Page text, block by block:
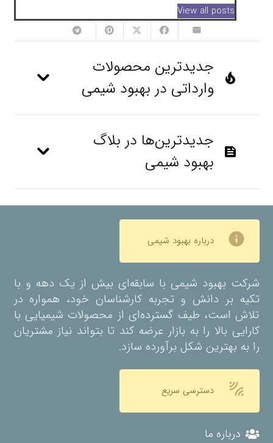
View all posts
local_fire_department
جدیدترین محصولات
وارداتی در بهبود شیمی
feed
جدیدترین‌ها در بلاگ
بهبود شیمی
info درباره بهبود شیمی
شرکت بهبود شیمی با سابقه‌ای بیش از یک دهه و با
تکیه بر دانش و تجربه کارشناسان خود، همواره در
تلاش است، طیف گسترده‌ای از محصولات شیمیایی با
کارایی بالا را به بازار عرضه کند تا بتواند نیاز مشتریان
را به بهترین شکل برآورده سازد.
leak_add دسترسی سریع
درباره ما